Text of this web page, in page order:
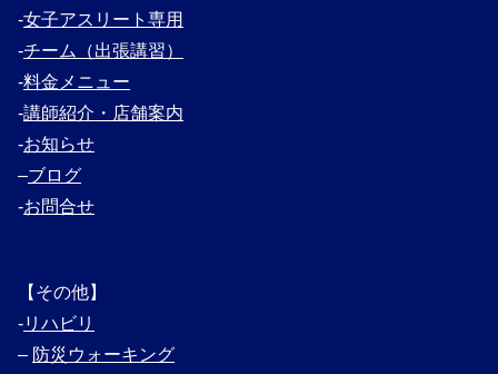
‐女子アスリート専用
‐チーム（出張講習）
‐料金メニュー
‐講師紹介・ 店舗案内
‐お知らせ
–ブログ
‐お問合せ
【その他】
‐リハビリ
– 防災ウォーキング